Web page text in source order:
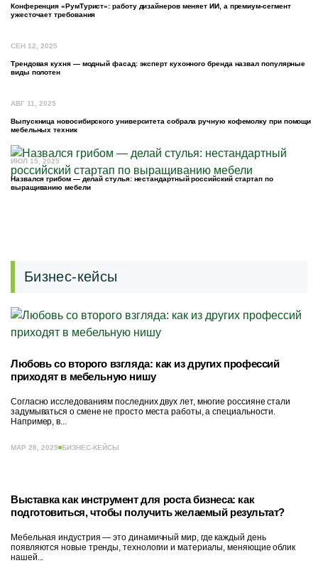
Конференция «РумТурист»: работу дизайнеров меняет ИИ, а премиум-сегмент
ужесточает требования
СЕН 12, 2025
Трендовая кухня — модный фасад: эксперт кухонного бренда назвал популярные
виды полотен
АВГ 11, 2025
Выпускница новосибирского университета собрала ручную кофемолку при помощи
мебельных техник
ИЮЛ 15, 2025
Назвался грибом — делай стулья: нестандартный российский стартап по
выращиванию мебели
Бизнес-кейсы
Любовь со второго взгляда: как из других профессий
приходят в мебельную нишу
Согласно исследованиям последних двух лет, многие россияне стали
задумываться о смене не просто места работы, а специальности.
Например, в...
МАР 28, 2025 БИЗНЕС-КЕЙСЫ
Выставка как инструмент для роста бизнеса: как
подготовиться, чтобы получить желаемый результат?
Мебельная индустрия — это динамичный мир, где каждый день
появляются новые тренды, технологии и материалы, меняющие облик
нашей...